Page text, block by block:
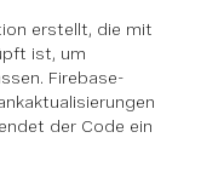
erstellt, die mit
ist, um
Firebase-
der Code ein